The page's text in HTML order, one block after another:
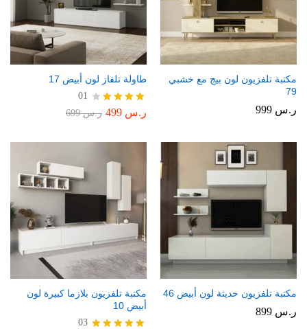
مكتبة تلفزيون لون بيج مع خشبي
79
ر.س
طاولة تلفاز لون أبيض 17
تم
من 5
01
ر.س ر.س699
مكتبة تلفزيون حديثة لون أبيض 46
ر.س
مكتبة تلفزيون بلازما كبيرة لون
أبيض 10
03